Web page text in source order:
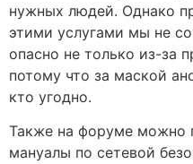
нужных людей. Однако
этими услугами мы не
опасно не только из-за
потому что за маской
кто угодно.
Также на форуме можно
мануалы по сетевой